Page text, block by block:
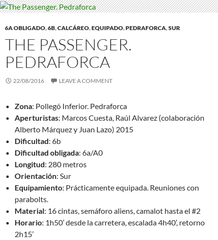
6A OBLIGADO,6B,CALCÁREO,EQUIPADO,PEDRAFORCA,SUR
THE PASSENGER.
PEDRAFORCA
22/08/2016 LEAVE A COMMENT
Zona: Pollegó Inferior. Pedraforca
Aperturistas: Marcos Cuesta, Raúl Alvarez (colaboración
Alberto Márquez y Juan Lazo) 2015
Dificultad: 6b
Dificultad obligada: 6a/A0
Longitud: 280 metros
Orientación: Sur
Equipamiento: Prácticamente equipada. Reuniones con
parabolts.
Material: 16 cintas, semáforo aliens, camalot hasta el #2
Horario: 1h50’ desde la carretera, escalada 4h40’, retorno
2h15’